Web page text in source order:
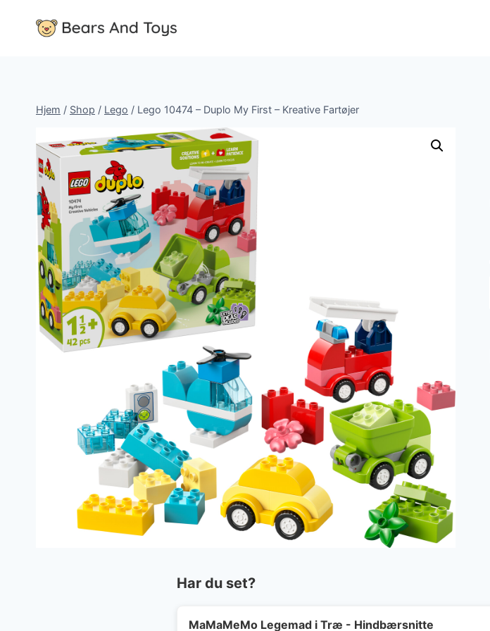
Hjem / Shop / Lego / Lego 10474 – Duplo My First – Kreative Fartøjer
Har du set?
MaMaMeMo Legemad i Træ - Hindbærsnitte